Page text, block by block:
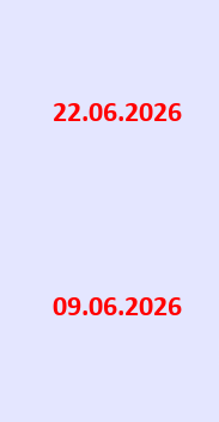
22.06.2026
09.06.2026